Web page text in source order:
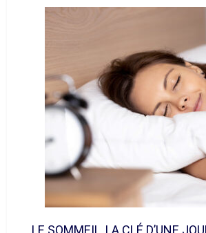
LE SOMMEIL, LA CLÉ D’UNE